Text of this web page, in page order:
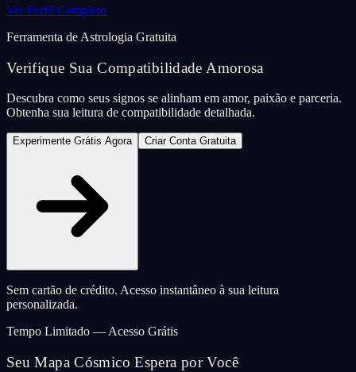
Ver Perfil Completo
Ferramenta de Astrologia Gratuita
Verifique Sua Compatibilidade Amorosa
Descubra como seus signos se alinham em amor, paixão e parceria.
Obtenha sua leitura de compatibilidade detalhada.
Experimente Grátis Agora Criar Conta Gratuita
Sem cartão de crédito. Acesso instantâneo à sua leitura
personalizada.
Tempo Limitado — Acesso Grátis
Seu Mapa Cósmico Espera por Você